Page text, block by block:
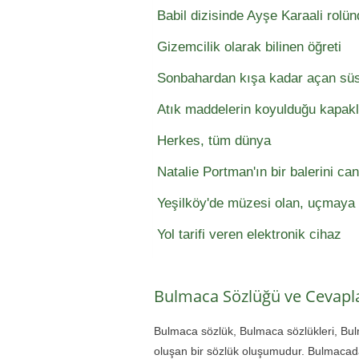
Babil dizisinde Ayşe Karaali
Gizemcilik olarak bilinen öğreti
Sonbahardan kışa kadar açan
Atık maddelerin koyulduğu
Herkes, tüm dünya
Natalie Portman'ın bir balerini
Yeşilköy'de müzesi olan, uçmaya
Yol tarifi veren elektronik cihaz
Bulmaca Sözlüğü ve
Bulmaca sözlük, Bulmaca sözlükleri,
oluşan bir sözlük oluşumudur.